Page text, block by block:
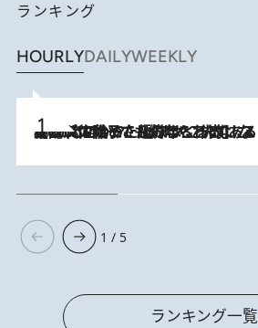
ランキング
HOURLYDAILYWEEKLY
2026.8.5
【阿川佐和子さんの年とる力】なぜ70代で始めた趣味は“こんなに楽しい”のか？ ピアノ、俳句…スランプに陥っても続けられる“ある秘訣”とは
1 / 5
ランキング一覧